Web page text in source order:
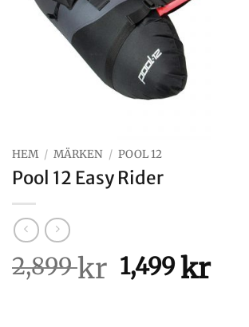
HEM / MÄRKEN / POOL 12
Pool 12 Easy Rider
2,899kr Det
ursprungliga
1,499krDet